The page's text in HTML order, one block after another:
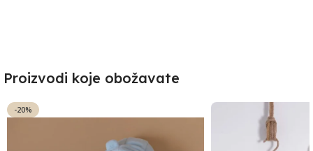
Proizvodi koje obožavate
-20%